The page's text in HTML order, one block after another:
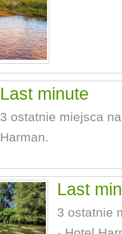
Last minute
3 ostatnie miejsca
Harman.
Last
3 ostatnie